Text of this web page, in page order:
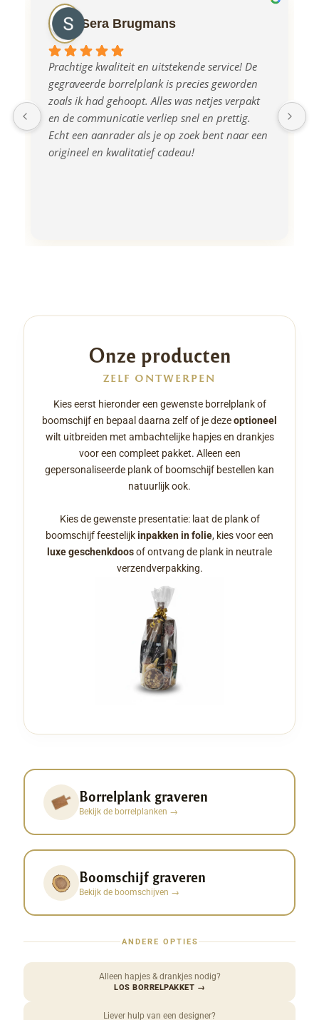
Sera Brugmans
Prachtige kwaliteit en uitstekende service! De
gegraveerde borrelplank is precies geworden
zoals ik had gehoopt. Alles was netjes verpakt
en de communicatie verliep snel en prettig.
Echt een aanrader als je op zoek bent naar een
origineel en kwalitatief cadeau!
Onze producten
ZELF ONTWERPEN
Kies eerst hieronder een gewenste borrelplank of
boomschijf en bepaal daarna zelf of je dezeoptioneel
wilt uitbreiden met ambachtelijke hapjes en drankjes
voor een compleet pakket. Alleen een
gepersonaliseerde plank of boomschijf bestellen kan
natuurlijk ook.
Kies de gewenste presentatie: laat de plank of
boomschijf feestelijkinpakken in folie, kies voor een
luxe geschenkdoosof ontvang de plank in neutrale
verzendverpakking.
Borrelplank graveren
Bekijk de borrelplanken →
Boomschijf graveren
Bekijk de boomschijven →
ANDERE OPTIES
Alleen hapjes & drankjes nodig?
LOS BORRELPAKKET →
Liever hulp van een designer?